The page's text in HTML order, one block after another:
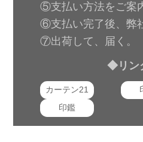
⑤支払い方法をご案
⑥支払い完了後、弊
⑦出荷して、届く。
◆リン
カーテン21
印鑑